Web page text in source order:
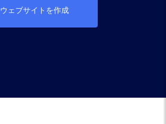
ウェブサイトを作成